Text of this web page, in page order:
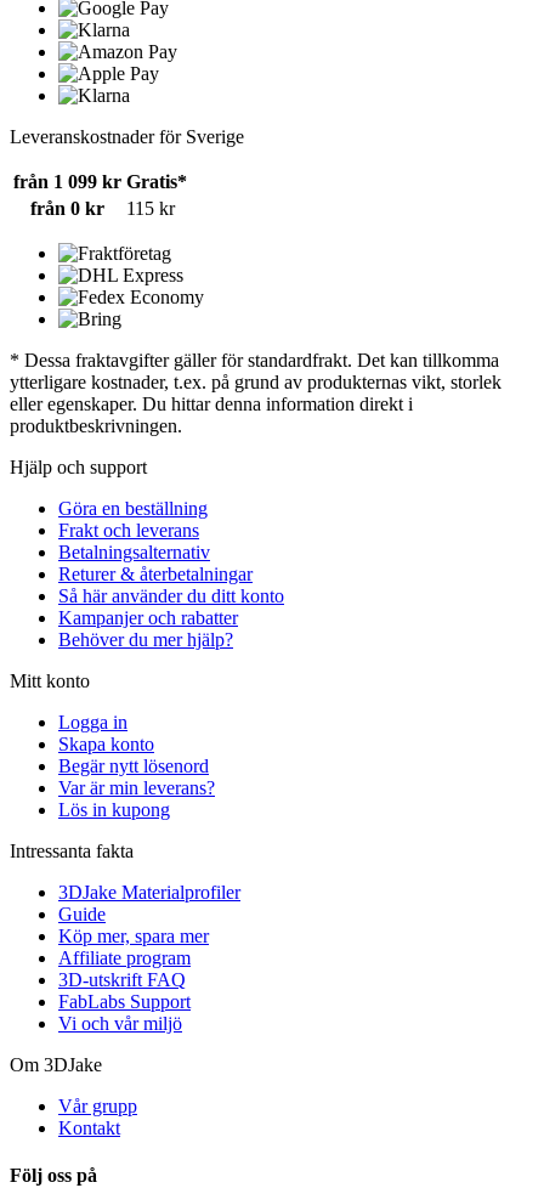
Leveranskostnader för Sverige
från 1 099 kr Gratis*
från 0 kr
115 kr
* Dessa fraktavgifter gäller för standardfrakt. Det kan tillkomma
ytterligare kostnader, t.ex. på grund av produkternas vikt, storlek
eller egenskaper. Du hittar denna information direkt i
produktbeskrivningen.
Hjälp och support
Göra en beställning
Frakt och leverans
Betalningsalternativ
Returer & återbetalningar
Så här använder du ditt konto
Kampanjer och rabatter
Behöver du mer hjälp?
Mitt konto
Logga in
Skapa konto
Begär nytt lösenord
Var är min leverans?
Lös in kupong
Intressanta fakta
3DJake Materialprofiler
Guide
Köp mer, spara mer
Affiliate program
3D-utskrift FAQ
FabLabs Support
Vi och vår miljö
Om 3DJake
Vår grupp
Kontakt
Följ oss på